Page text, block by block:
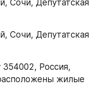
жилые